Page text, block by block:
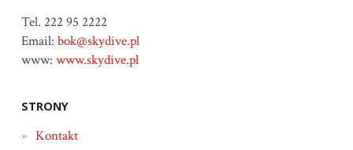
Tel. 222 95 2222
Email: bok@skydive.pl
www: www.skydive.pl
STRONY
Kontakt